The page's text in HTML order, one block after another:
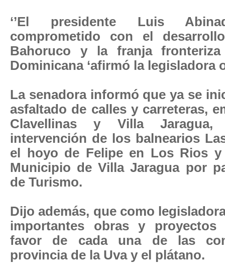
‘’El presidente Luis
comprometido con el
Bahoruco y la franja
Dominicana ‘afirmó la legisladora
La senadora informó que ya se
asfaltado de calles y carreteras,
Clavellinas y Villa
intervención de los balnearios
el hoyo de Felipe en Los Rios
Municipio de Villa Jaragua por
de Turismo.
Dijo además, que como
importantes obras y
favor de cada una de las
provincia de la Uva y el plátano.